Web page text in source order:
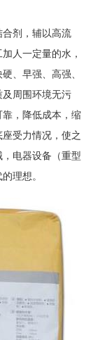
剂，辅以高流
人一定量的水，
、早强、高强、
周围环境无污
，降低成本，缩
受力情况，使之
电器设备（重型
理想。